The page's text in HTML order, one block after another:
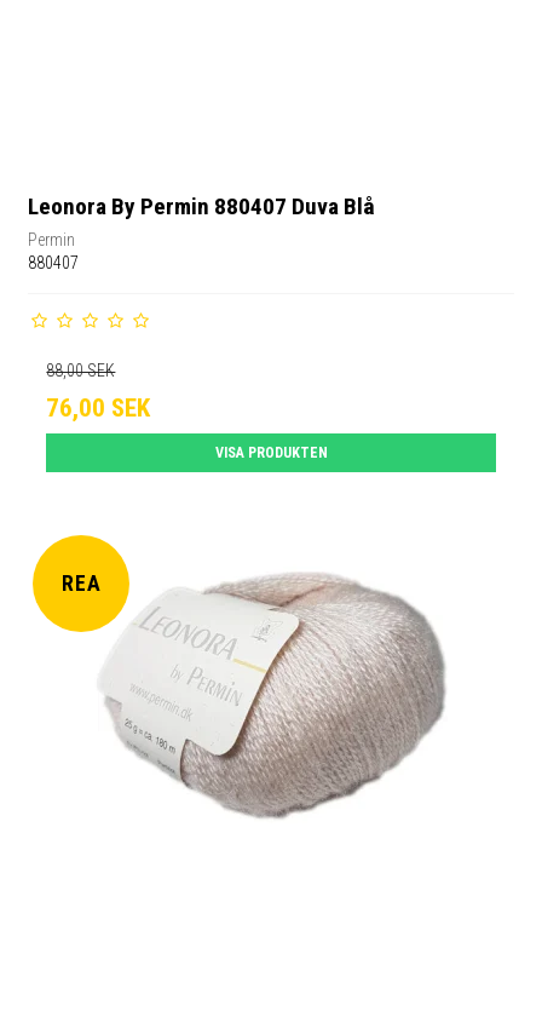
Leonora By Permin 880407 Duva Blå
Permin
880407
88,00 SEK
76,00 SEK
VISA PRODUKTEN
REA